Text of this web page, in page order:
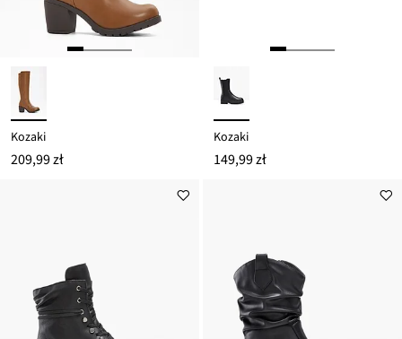
Kozaki
209,99 zł
Kozaki
149,99 zł